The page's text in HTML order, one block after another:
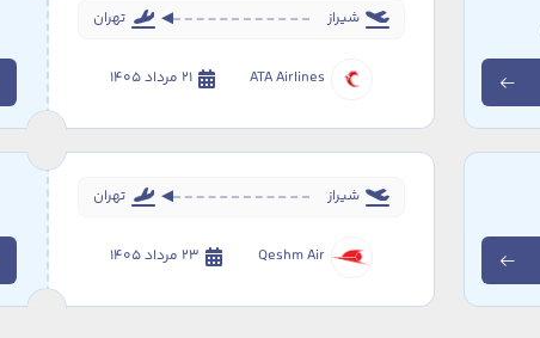
شیراز تهران
ATA Airlines 21 مرداد 1405
شیراز تهران
Qeshm Air 23 مرداد 1405